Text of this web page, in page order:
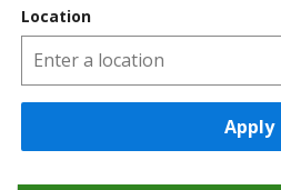
Location
Apply